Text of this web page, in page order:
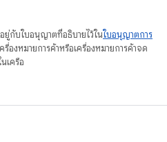
ยู่กับใบอนุญาตที่อธิบายไว้ในใบอนุญาตการ
องหมายการค้าหรือเครื่องหมายการค้าจด
เครือ